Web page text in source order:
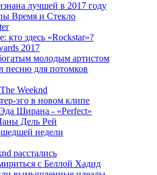
лучшей в 2017 году
Время и Стекло
кто здесь «Rockstar»?
2017
молодым артистом
песню для потомков
Weeknd
эго в новом клипе
Ширана - «Perfect»
Дель Рей
недели
расстались
с Беллой Хадид